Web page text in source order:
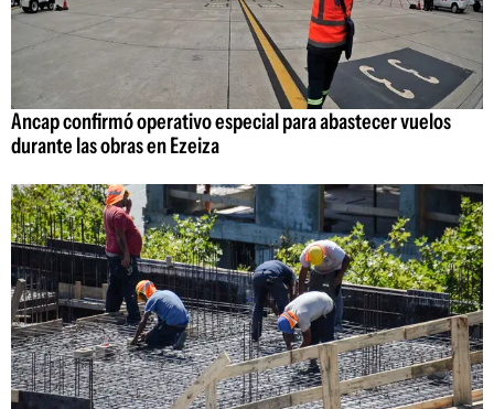
Ancap confirmó operativo especial para abastecer vuelos
durante las obras en Ezeiza